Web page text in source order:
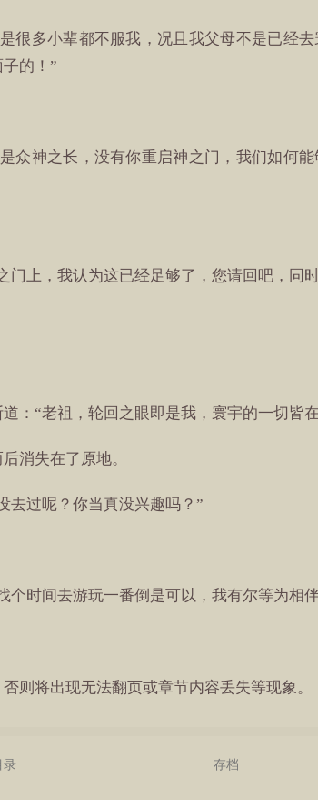
很多小辈都不服我，况且我父母不是已经
的！”
众神之长，没有你重启神之门，我们如何
门上，我认为这已经足够了，您请回吧，同
：“老祖，轮回之眼即是我，寰宇的一切皆
消失在了原地。
去过呢？你当真没兴趣吗？”
个时间去游玩一番倒是可以，我有尔等为相
则将出现无法翻页或章节内容丢失等现象。
录 存档